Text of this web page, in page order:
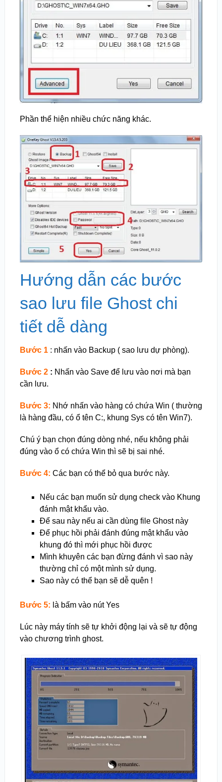
Phần thể hiện nhiều chức năng khác.
Hướng dẫn các bước
sao lưu file Ghost chi
tiết dễ dàng
Bước 1 : nhấn vào Backup ( sao lưu dự phòng).
Bước 2: Nhấn vào Save để lưu vào nơi mà bạn
cần lưu.
Bước 3: Nhớ nhấn vào hàng có chứa Win ( thường
là hàng đầu, có ổ tên C:, khung Sys có tên Win7).
Chú ý bạn chọn đúng dòng nhé, nếu không phải
đúng vào ổ có chứa Win thì sẽ bị sai nhé.
Bước 4: Các bạn có thể bỏ qua bước này.
Nếu các bạn muốn sử dụng check vào Khung
đánh mật khẩu vào.
Để sau này nếu ai cần dùng file Ghost này
Để phục hồi phải đánh đúng mật khẩu vào
khung đó thì mới phục hồi được
Mình khuyên các bạn đừng đánh vì sao này
thường chỉ có một mình sử dụng.
Sao này có thể bạn sẽ dễ quên !
Bước 5: là bấm vào nút Yes
Lúc này máy tính sẽ tự khởi động lại và sẽ tự động
vào chương trình ghost.